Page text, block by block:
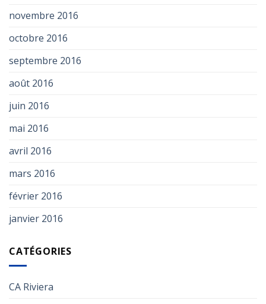
novembre 2016
octobre 2016
septembre 2016
août 2016
juin 2016
mai 2016
avril 2016
mars 2016
février 2016
janvier 2016
CATÉGORIES
CA Riviera